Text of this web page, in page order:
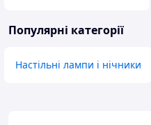
Популярні категорії
Настільні лампи і нічники